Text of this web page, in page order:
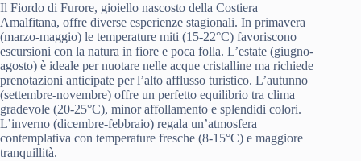
Il Fiordo di Furore, gioiello nascosto della Costiera
Amalfitana, offre diverse esperienze stagionali. In primavera
(marzo-maggio) le temperature miti (15-22°C) favoriscono
escursioni con la natura in fiore e poca folla. L’estate (giugno-
agosto) è ideale per nuotare nelle acque cristalline ma richiede
prenotazioni anticipate per l’alto afflusso turistico. L’autunno
(settembre-novembre) offre un perfetto equilibrio tra clima
gradevole (20-25°C), minor affollamento e splendidi colori.
L’inverno (dicembre-febbraio) regala un’atmosfera
contemplativa con temperature fresche (8-15°C) e maggiore
tranquillità.